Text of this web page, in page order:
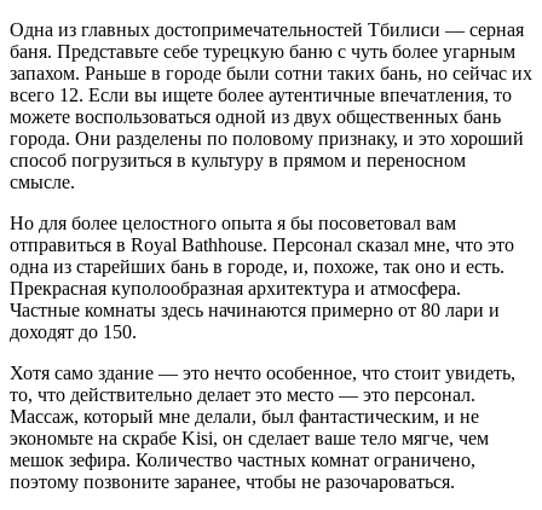
Одна из главных достопримечательностей Тбилиси — серная
баня. Представьте себе турецкую баню с чуть более угарным
запахом. Раньше в городе были сотни таких бань, но сейчас их
всего 12. Если вы ищете более аутентичные впечатления, то
можете воспользоваться одной из двух общественных бань
города. Они разделены по половому признаку, и это хороший
способ погрузиться в культуру в прямом и переносном
смысле.
Но для более целостного опыта я бы посоветовал вам
отправиться в Royal Bathhouse. Персонал сказал мне, что это
одна из старейших бань в городе, и, похоже, так оно и есть.
Прекрасная куполообразная архитектура и атмосфера.
Частные комнаты здесь начинаются примерно от 80 лари и
доходят до 150.
Хотя само здание — это нечто особенное, что стоит увидеть,
то, что действительно делает это место — это персонал.
Массаж, который мне делали, был фантастическим, и не
экономьте на скрабе Kisi, он сделает ваше тело мягче, чем
мешок зефира. Количество частных комнат ограничено,
поэтому позвоните заранее, чтобы не разочароваться.